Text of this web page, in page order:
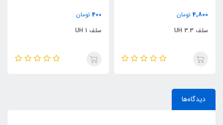
4,800 تومان
سلف 3.3 UH
400 تومان
سلف 1 UH
دیدگاه‌ها